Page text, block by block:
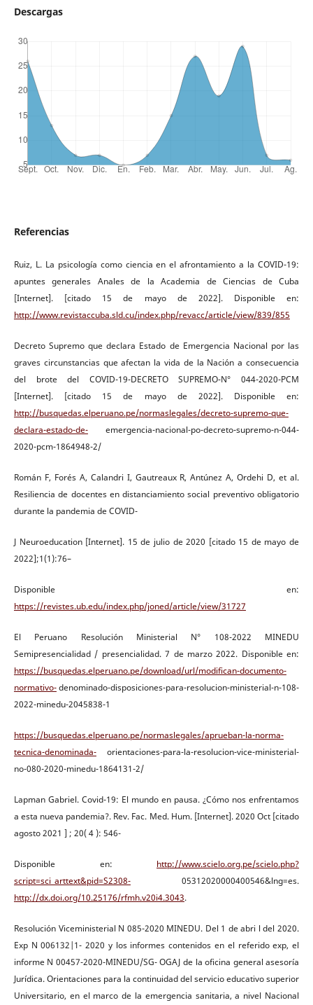
Descargas
Referencias
Ruiz, L. La psicología como ciencia en el afrontamiento a la COVID-19:
apuntes generales Anales de la Academia de Ciencias de Cuba
[Internet]. [citado 15 de mayo de 2022]. Disponible en:
http://www.revistaccuba.sld.cu/index.php/revacc/article/view/839/855
Decreto Supremo que declara Estado de Emergencia Nacional por las
graves circunstancias que afectan la vida de la Nación a consecuencia
del brote del COVID-19-DECRETO SUPREMO-N° 044-2020-PCM
[Internet]. [citado 15 de mayo de 2022]. Disponible en:
http://busquedas.elperuano.pe/normaslegales/decreto-supremo-que-
declara-estado-de-emergencia-nacional-po-decreto-supremo-n-044-
2020-pcm-1864948-2/
Román F, Forés A, Calandri I, Gautreaux R, Antúnez A, Ordehi D, et al.
Resiliencia de docentes en distanciamiento social preventivo obligatorio
durante la pandemia de COVID-
J Neuroeducation [Internet]. 15 de julio de 2020 [citado 15 de mayo de
2022];1(1):76–
Disponible en:
https://revistes.ub.edu/index.php/joned/article/view/31727
El Peruano Resolución Ministerial N° 108-2022 MINEDU
Semipresencialidad / presencialidad. 7 de marzo 2022. Disponible en:
https://busquedas.elperuano.pe/download/url/modifican-documento-
normativo-denominado-disposiciones-para-resolucion-ministerial-n-108-
2022-minedu-2045838-1
https://busquedas.elperuano.pe/normaslegales/aprueban-la-norma-
tecnica-denominada-orientaciones-para-la-resolucion-vice-ministerial-
no-080-2020-minedu-1864131-2/
Lapman Gabriel. Covid-19: El mundo en pausa. ¿Cómo nos enfrentamos
a esta nueva pandemia?. Rev. Fac. Med. Hum. [Internet]. 2020 Oct [citado
agosto 2021 ] ; 20( 4 ): 546-
Disponible en: http://www.scielo.org.pe/scielo.php?
script=sci_arttext&pid=S2308-05312020000400546&lng=es.
http://dx.doi.org/10.25176/rfmh.v20i4.3043.
Resolución Viceministerial N 085-2020 MINEDU. Del 1 de abri l del 2020.
Exp N 006132|1- 2020 y los informes contenidos en el referido exp, el
informe N 00457-2020-MINEDU/SG- OGAJ de la oficina general asesoría
Jurídica. Orientaciones para la continuidad del servicio educativo superior
Universitario, en el marco de la emergencia sanitaria, a nivel Nacional